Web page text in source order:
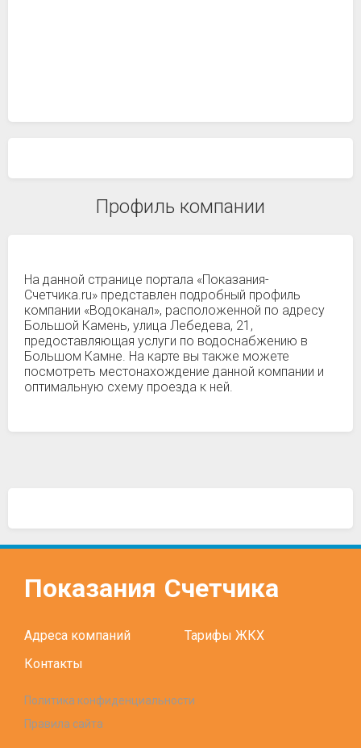
Профиль компании
На данной странице портала «Показания-
Счетчика.ru» представлен подробный профиль
компании «Водоканал», расположенной по адресу
Большой Камень, улица Лебедева, 21,
предоставляющая услуги по водоснабжению в
Большом Камне. На карте вы также можете
посмотреть местонахождение данной компании и
оптимальную схему проезда к ней.
Показания Счетчика
Адреса компаний
Тарифы ЖКХ
Контакты
Политика конфиденциальности
Правила сайта